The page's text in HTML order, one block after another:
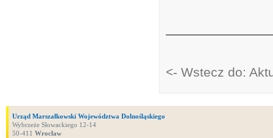
<- Wstecz do:
Urząd Marszałkowski Województwa Dolnośląskiego
Wybrzeże Słowackiego 12-14
50-411 Wrocław